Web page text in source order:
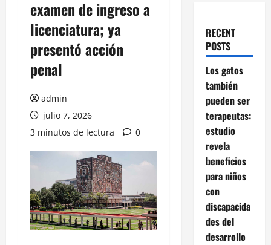
examen de ingreso a
licenciatura; ya
presentó acción
penal
admin
julio 7, 2026
3 minutos de lectura
0
RECENT
POSTS
Los gatos
también
pueden ser
terapeutas:
estudio
revela
beneficios
para niños
con
discapacida
des del
desarrollo